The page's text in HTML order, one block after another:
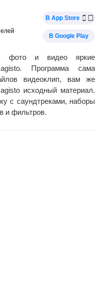
В App Store
В Google Play
фото и видео яркие
Программа сама
видеоклип, вам же
исходный материал.
с саундтреками, наборы
и фильтров.